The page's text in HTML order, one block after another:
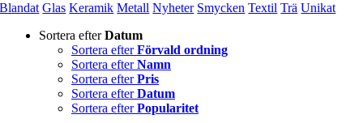
Blandat Glas Keramik Metall Nyheter Smycken Textil Trä Unikat
Sortera efterDatum
Sortera efterFörvald ordning
Sortera efterNamn
Sortera efterPris
Sortera efterDatum
Sortera efterPopularitet